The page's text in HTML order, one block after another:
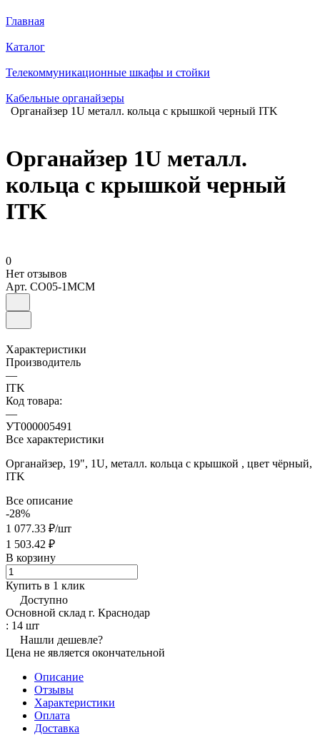
Главная
Каталог
Телекоммуникационные шкафы и стойки
Кабельные органайзеры
Органайзер 1U металл. кольца с крышкой черный ITK
Органайзер 1U металл.
кольца с крышкой черный
ITK
0
Нет отзывов
Арт. CO05-1MCM
Характеристики
Производитель
—
ITK
Код товара:
—
УТ000005491
Все характеристики
Органайзер, 19", 1U, металл. кольца с крышкой , цвет чёрный,
ITK
Все описание
-28%
1 077.33 ₽/шт
1 503.42 ₽
В корзину
Купить в 1 клик
Доступно
Основной склад г. Краснодар
: 14 шт
Нашли дешевле?
Цена не является окончательной
Описание
Отзывы
Характеристики
Оплата
Доставка